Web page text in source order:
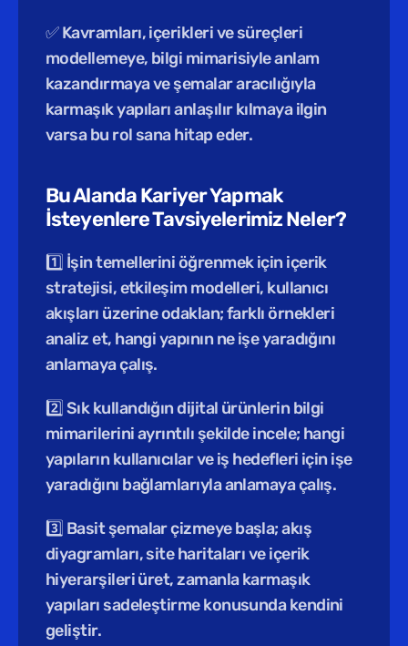
✅ Kavramları, içerikleri ve süreçleri
modellemeye, bilgi mimarisiyle anlam
kazandırmaya ve şemalar aracılığıyla
karmaşık yapıları anlaşılır kılmaya ilgin
varsa bu rol sana hitap eder.
Bu Alanda Kariyer Yapmak
İsteyenlere Tavsiyelerimiz Neler?
1️⃣ İşin temellerini öğrenmek için içerik
stratejisi, etkileşim modelleri, kullanıcı
akışları üzerine odaklan; farklı örnekleri
analiz et, hangi yapının ne işe yaradığını
anlamaya çalış.
2️⃣ Sık kullandığın dijital ürünlerin bilgi
mimarilerini ayrıntılı şekilde incele; hangi
yapıların kullanıcılar ve iş hedefleri için işe
yaradığını bağlamlarıyla anlamaya çalış.
3️⃣ Basit şemalar çizmeye başla; akış
diyagramları, site haritaları ve içerik
hiyerarşileri üret, zamanla karmaşık
yapıları sadeleştirme konusunda kendini
geliştir.